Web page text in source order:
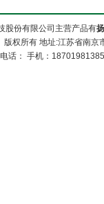
股份有限公司主营产品有
版权所有 地址:江苏省南
话： 手机：